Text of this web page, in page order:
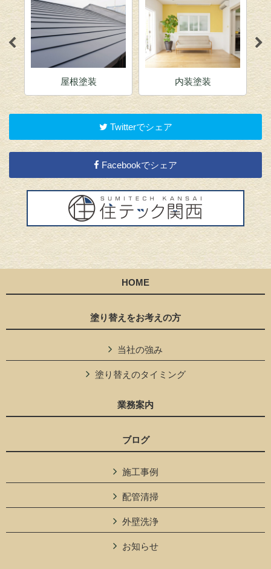
屋根塗装 内装塗装
Twitterでシェア
Facebookでシェア
HOME
塗り替えをお考えの方
当社の強み
塗り替えのタイミング
業務案内
ブログ
施工事例
配管清掃
外壁洗浄
お知らせ